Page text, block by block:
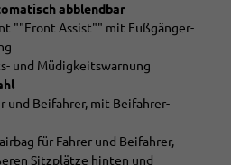
abblendbar
""Front Assist"" mit Fußgänger-
und Müdigkeitswarnung
und Beifahrer, mit Beifahrer-
für Fahrer und Beifahrer,
Sitzplätze hinten und